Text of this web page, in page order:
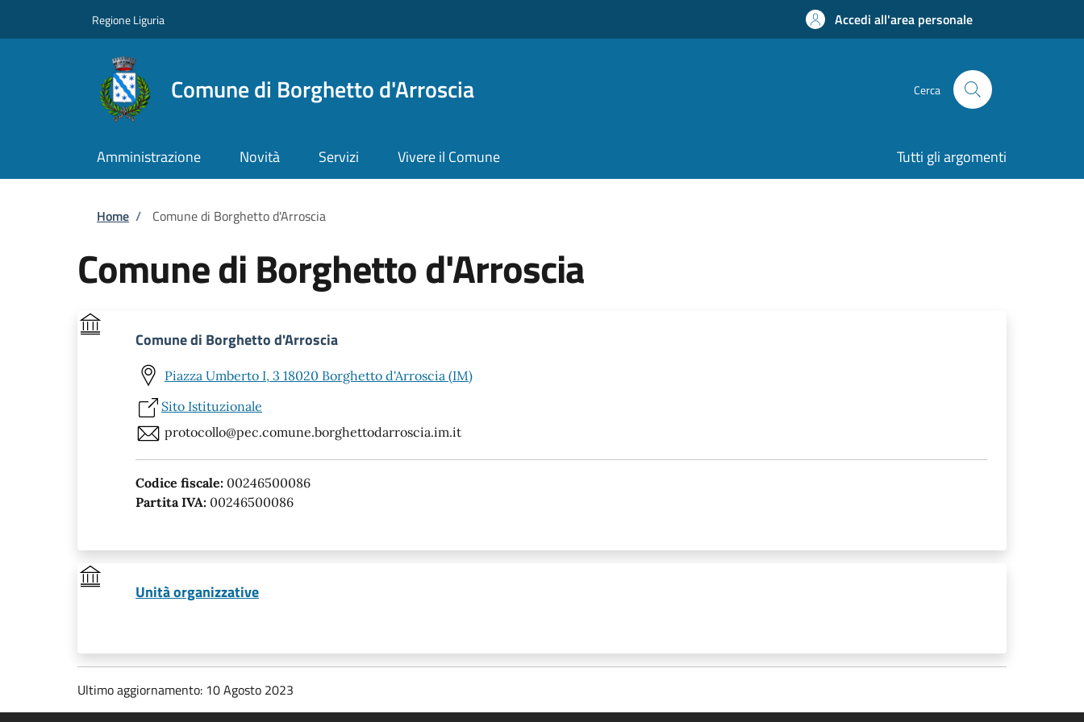
Regione Liguria Accedi all'area personale
Comune di Borghetto d'Arroscia Cerca
Amministrazione Novità Servizi Vivere il Comune Tutti gli argomenti
Briciole di pane
Home / Comune di Borghetto d'Arroscia
Comune di Borghetto d'Arroscia
Comune di Borghetto d'Arroscia
Piazza Umberto I, 3 18020 Borghetto d'Arroscia (IM)
Sito Istituzionale
protocollo@pec.comune.borghettodarroscia.im.it
Codice fiscale: 00246500086
Partita IVA: 00246500086
Unità organizzative
Ultimo aggiornamento: 10 Agosto 2023